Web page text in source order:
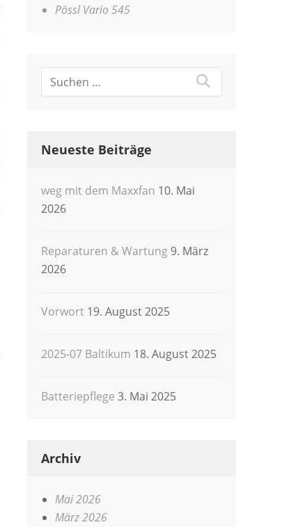
Pössl Vario 545
Neueste Beiträge
weg mit dem Maxxfan 10. Mai
2026
Reparaturen & Wartung 9. März
2026
Vorwort 19. August 2025
2025-07 Baltikum 18. August 2025
Batteriepflege 3. Mai 2025
Archiv
Mai 2026
März 2026